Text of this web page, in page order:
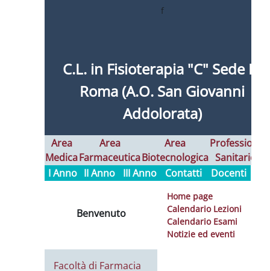
f
C.L. in Fisioterapia "C" Sede Di
Roma (A.O. San Giovanni
Addolorata)
Area
Medica
Area
Farmaceutica
Area
Biotecnologica
Professioni
Sanitarie
I Anno II Anno III Anno Contatti Docenti
Benvenuto
Home page
Calendario Lezioni
Calendario Esami
Notizie ed eventi
Facoltà di Farmacia